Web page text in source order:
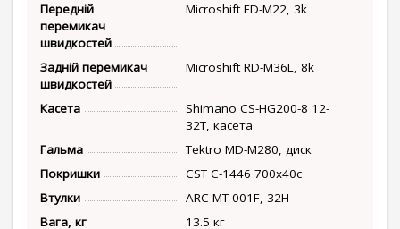
Передній
перемикач
швидкостей
Microshift FD-M22, 3k
Задній перемикач
швидкостей
Microshift RD-M36L, 8k
Касета
Shimano CS-HG200-8 12-
32T, касета
Гальма
Tektro MD-M280, диск
Покришки
CST C-1446 700x40c
Втулки
ARC MT-001F, 32H
Вага, кг
13.5 кг